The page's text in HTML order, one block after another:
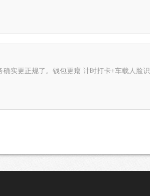
实更正规了。钱包更瘪 计时打卡+车载人脸